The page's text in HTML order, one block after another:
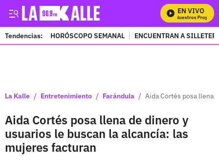
EN VIVO
Mira Todos Nuestros Programas
Tendencias: HORÓSCOPO SEMANAL ENCUENTRAN A
La Kalle / Entretenimiento / Farándula / Aida Cortés posa llena
Aida Cortés posa llena de dinero y
usuarios le buscan la alcancía: las
mujeres facturan